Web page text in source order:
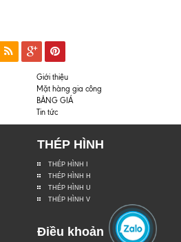
Giới thiệu
Mặt hàng gia công
BẢNG GIÁ
Tin tức
THÉP HÌNH
THÉP HÌNH I
THÉP HÌNH H
THÉP HÌNH U
THÉP HÌNH V
Điều khoản